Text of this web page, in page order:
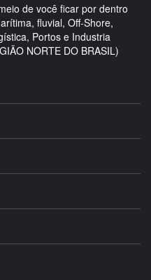
de você ficar por dentro
fluvial, Off-Shore,
Portos e Industria
NORTE DO BRASIL)